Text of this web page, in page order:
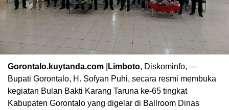
Gorontalo.kuytanda.com Limboto, Diskominfo, —
Bupati Gorontalo, H. Sofyan Puhi, secara resmi membuka
kegiatan Bulan Bakti Karang Taruna ke-65 tingkat
Kabupaten Gorontalo yang digelar di Ballroom Dinas